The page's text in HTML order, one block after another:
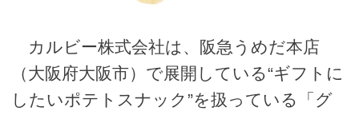
カルビー株式会社は、阪急うめだ本店
（大阪府大阪市）で展開している“ギフトに
したいポテトスナック”を扱っている「グ